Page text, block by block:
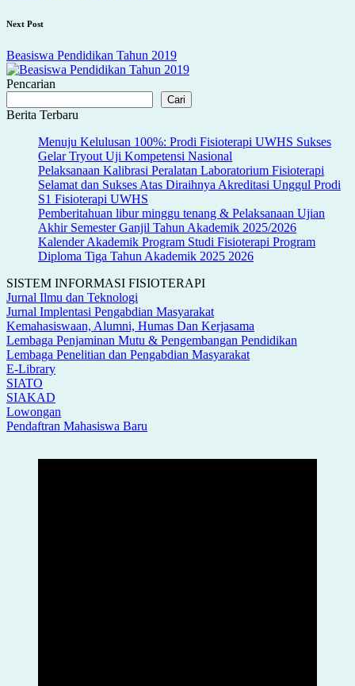
Next Post
Beasiswa Pendidikan Tahun 2019
Pencarian
Cari
Berita Terbaru
Menuju Kelulusan 100%: Prodi Fisioterapi UWHS Sukses
Gelar Tryout Uji Kompetensi Nasional
Pelaksanaan Kalibrasi Peralatan Laboratorium Fisioterapi
Selamat dan Sukses Atas Diraihnya Akreditasi Unggul Prodi
S1 Fisioterapi UWHS
Pemberitahuan libur minggu tenang & Pelaksanaan Ujian
Akhir Semester Ganjil Tahun Akademik 2025/2026
Kalender Akademik Program Studi Fisioterapi Program
Diploma Tiga Tahun Akademik 2025 2026
SISTEM INFORMASI FISIOTERAPI
Jurnal Ilmu dan Teknologi
Jurnal Implentasi Pengabdian Masyarakat
Kemahasiswaan, Alumni, Humas Dan Kerjasama
Lembaga Penjaminan Mutu & Pengembangan Pendidikan
Lembaga Penelitian dan Pengabdian Masyarakat
E-Library
SIATO
SIAKAD
Lowongan
Pendaftran Mahasiswa Baru